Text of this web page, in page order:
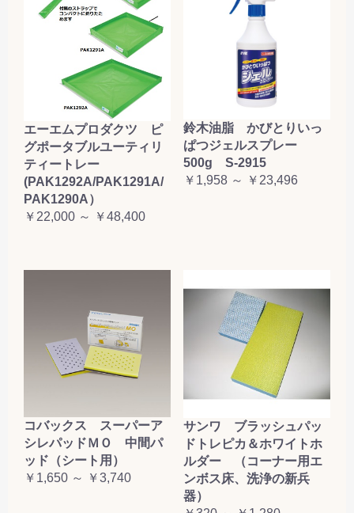
エーエムプロダクツ ピ
グポータブルユーティリ
ティートレー
(PAK1292A/PAK1291A/
PAK1290A）
￥22,000 ～ ￥48,400
鈴木油脂 かびとりいっ
ぱつジェルスプレー
500g S-2915
￥1,958 ～ ￥23,496
コバックス スーパーア
シレパッドＭＯ 中間パ
ッド（シート用）
￥1,650 ～ ￥3,740
サンワ ブラッシュパッ
ドトレピカ＆ホワイトホ
ルダー （コーナー用エ
ンボス床、洗浄の新兵
器）